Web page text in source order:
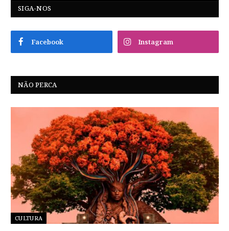
SIGA-NOS
Facebook Instagram
NÃO PERCA
CULTURA